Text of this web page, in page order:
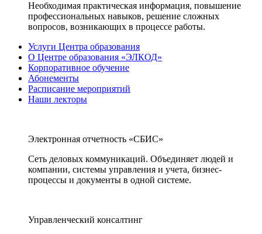
Необходимая практическая информация, повышение
профессиональных навыков, решение сложных
вопросов, возникающих в процессе работы.
Услуги Центра образования
О Центре образования «ЭЛКОД»
Корпоративное обучение
Абонементы
Расписание мероприятий
Наши лекторы
Электронная отчетность «СБИС»
Сеть деловых коммуникаций. Объединяет людей и
компании, системы управления и учета, бизнес-
процессы и документы в одной системе.
Управленческий консалтинг